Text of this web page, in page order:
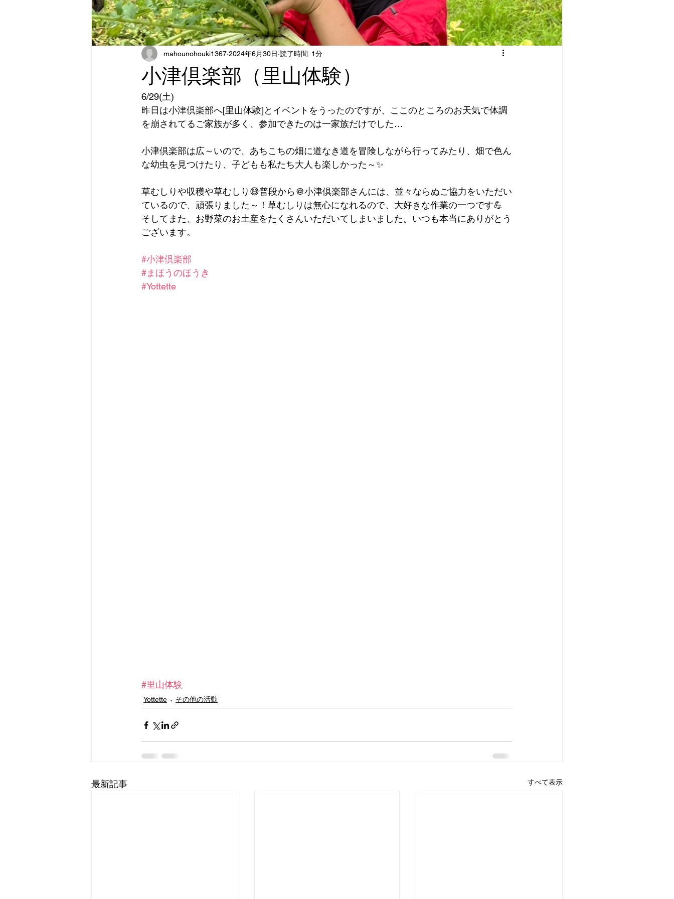
小津倶楽部（里山体験）
mahounohouki1367 2024年6月30日 読了時間: 1分
6/29(土)
昨日は小津倶楽部へ[里山体験]とイベントをうったのですが、ここのところのお天気で体調
を崩されてるご家族が多く、参加できたのは一家族だけでした…
小津倶楽部は広～いので、あちこちの畑に道なき道を冒険しながら行ってみたり、畑で色ん
な幼虫を見つけたり、子どもも私たち大人も楽しかった～✨️
草むしりや収穫や草むしり😅普段から@小津倶楽部さんには、並々ならぬご協力をいただい
ているので、頑張りました～！草むしりは無心になれるので、大好きな作業の一つです💪
そしてまた、お野菜のお土産をたくさんいただいてしまいました。いつも本当にありがとう
ございます。
#小津倶楽部
#まほうのほうき
#Yottette
#里山体験
Yottette その他の活動
最新記事 すべて表示